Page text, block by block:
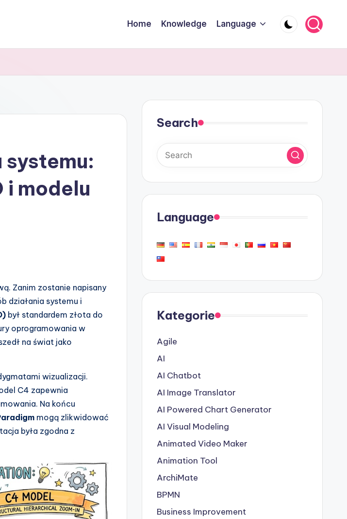
Home Knowledge Language
i modelu
Zanim zostanie napisany
działania systemu i
był standardem złota do
oprogramowania w
na świat jako
wizualizacji.
C4 zapewnia
Na końcu
mogą zlikwidować
była zgodna z
Search
Language
Kategorie
Agile
AI
AI Chatbot
AI Image Translator
AI Powered Chart Generator
AI Visual Modeling
Animated Video Maker
Animation Tool
ArchiMate
BPMN
Business Improvement